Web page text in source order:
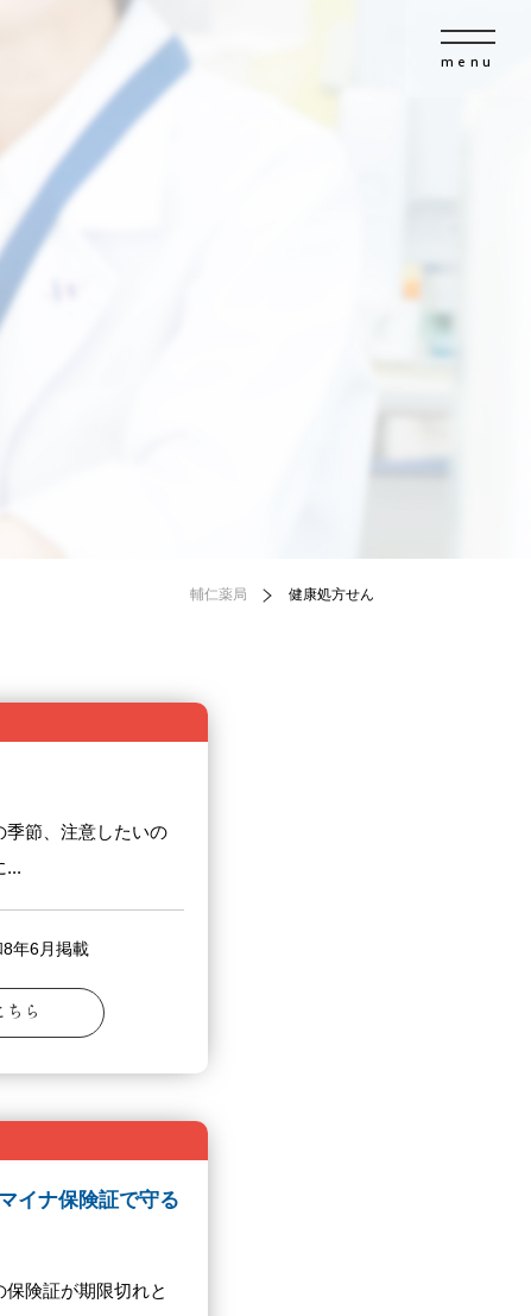
menu
輔仁薬局 健康処方せん
季節、注意したいの
...
年6月掲載
ちら
イナ保険証で守る
険証が期限切れと